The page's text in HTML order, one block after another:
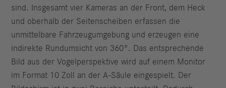
sind. Insgesamt vier Kameras an der Front, dem Heck
und oberhalb der Seitenscheiben erfassen die
unmittelbare Fahrzeugumgebung und erzeugen eine
indirekte Rundumsicht von 360°. Das entsprechende
Bild aus der Vogelperspektive wird auf einem Monitor
im Format 10 Zoll an der A-Säule eingespielt. Der